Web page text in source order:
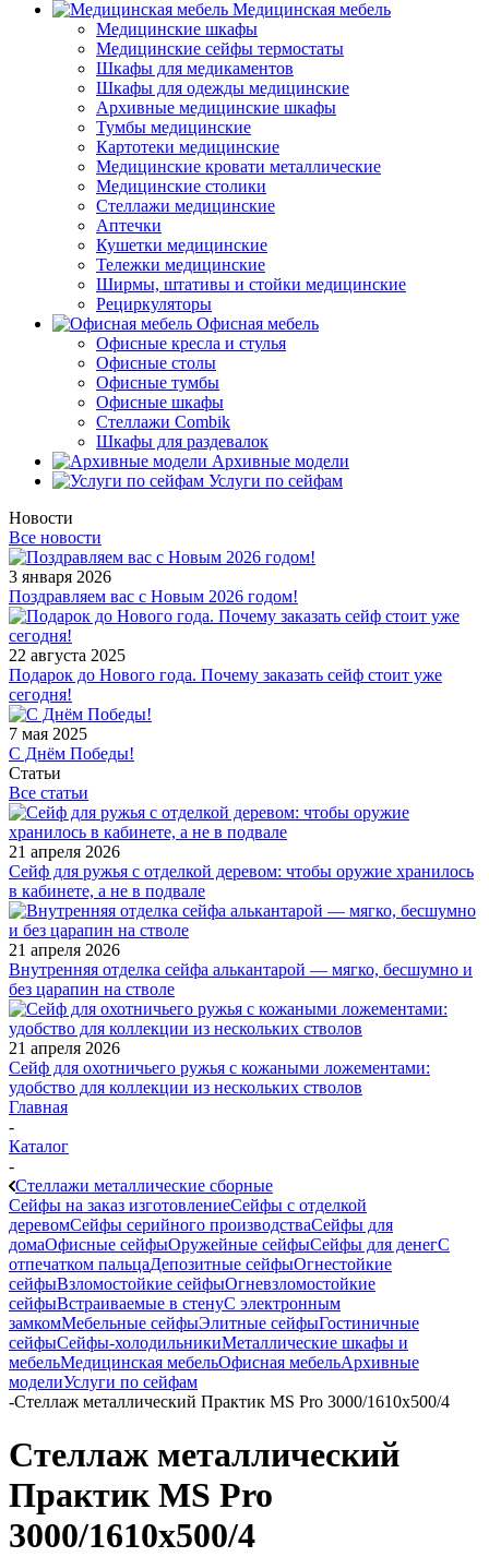
Медицинская мебель
Медицинские шкафы
Медицинские сейфы термостаты
Шкафы для медикаментов
Шкафы для одежды медицинские
Архивные медицинские шкафы
Тумбы медицинские
Картотеки медицинские
Медицинские кровати металлические
Медицинские столики
Стеллажи медицинские
Аптечки
Кушетки медицинские
Тележки медицинские
Ширмы, штативы и стойки медицинские
Рециркуляторы
Офисная мебель
Офисные кресла и стулья
Офисные столы
Офисные тумбы
Офисные шкафы
Стеллажи Combik
Шкафы для раздевалок
Архивные модели
Услуги по сейфам
Новости
Все новости
3 января 2026
Поздравляем вас с Новым 2026 годом!
22 августа 2025
Подарок до Нового года. Почему заказать сейф стоит уже
сегодня!
7 мая 2025
С Днём Победы!
Статьи
Все статьи
21 апреля 2026
Сейф для ружья с отделкой деревом: чтобы оружие хранилось
в кабинете, а не в подвале
21 апреля 2026
Внутренняя отделка сейфа алькантарой — мягко, бесшумно и
без царапин на стволе
21 апреля 2026
Сейф для охотничьего ружья с кожаными ложементами:
удобство для коллекции из нескольких стволов
Главная
-
Каталог
-
Стеллажи металлические сборные
Сейфы на заказ изготовлениеСейфы с отделкой
деревомСейфы серийного производстваСейфы для
домаОфисные сейфыОружейные сейфыСейфы для денегС
отпечатком пальцаДепозитные сейфыОгнестойкие
сейфыВзломостойкие сейфыОгневзломостойкие
сейфыВстраиваемые в стенуС электронным
замкомМебельные сейфыЭлитные сейфыГостиничные
сейфыСейфы-холодильникиМеталлические шкафы и
мебельМедицинская мебельОфисная мебельАрхивные
моделиУслуги по сейфам
-Стеллаж металлический Практик MS Pro 3000/1610x500/4
Стеллаж металлический
Практик MS Pro
3000/1610x500/4